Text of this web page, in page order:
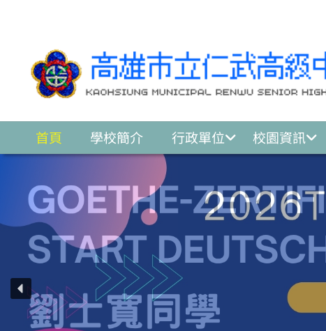
首頁 學校簡介 行政單位 校園資訊